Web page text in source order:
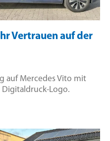
Vertrauen auf der
auf Mercedes Vito mit
Digitaldruck-Logo.